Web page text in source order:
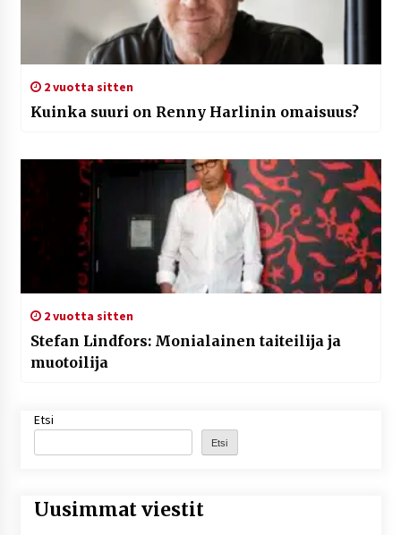
2 vuotta sitten
Kuinka suuri on Renny Harlinin omaisuus?
2 vuotta sitten
Stefan Lindfors: Monialainen taiteilija ja
muotoilija
Etsi
Etsi
Uusimmat viestit